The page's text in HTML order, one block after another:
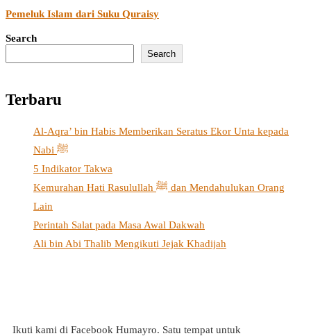
Pemeluk Islam dari Suku Quraisy
Search
Search
Terbaru
Al-Aqra’ bin Habis Memberikan Seratus Ekor Unta kepada
Nabi ﷺ
5 Indikator Takwa
Kemurahan Hati Rasulullah ﷺ dan Mendahulukan Orang
Lain
Perintah Salat pada Masa Awal Dakwah
Ali bin Abi Thalib Mengikuti Jejak Khadijah
Ikuti kami di Facebook Humayro. Satu tempat untuk